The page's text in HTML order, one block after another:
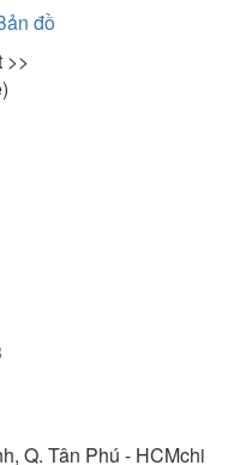
đồ
>>
Q. Tân Phú - HCMchi